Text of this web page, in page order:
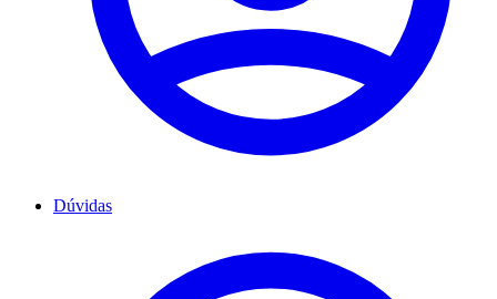
Dúvidas